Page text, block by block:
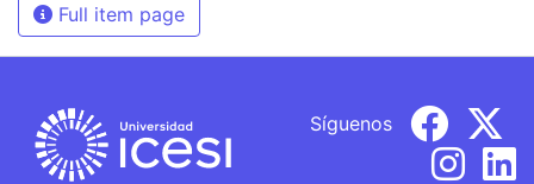
Full item page
Síguenos